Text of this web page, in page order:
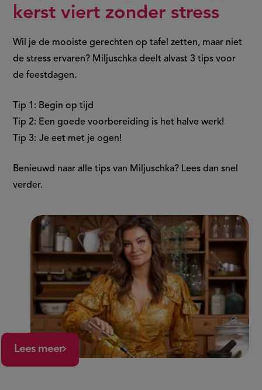
kerst viert zonder stress
Wil je de mooiste gerechten op tafel zetten, maar niet
de stress ervaren? Miljuschka deelt alvast 3 tips voor
de feestdagen.
Tip 1: Begin op tijd
Tip 2: Een goede voorbereiding is het halve werk!
Tip 3: Je eet met je ogen!
Benieuwd naar alle tips van Miljuschka? Lees dan snel
verder.
Lees meer